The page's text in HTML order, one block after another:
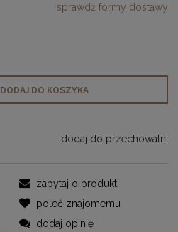
sprawdź formy dostawy
DODAJ DO KOSZYKA
dodaj do przechowalni
zapytaj o produkt
poleć znajomemu
dodaj opinię